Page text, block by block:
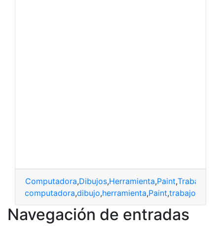
Computadora,Dibujos,Herramienta,Paint,Trabajo
computadora,dibujo,herramienta,Paint,trabajo
Navegación de entradas